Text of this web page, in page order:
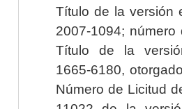
Título de la versión
2007-1094;
Título de la
1665-6180,
Número de Licitud